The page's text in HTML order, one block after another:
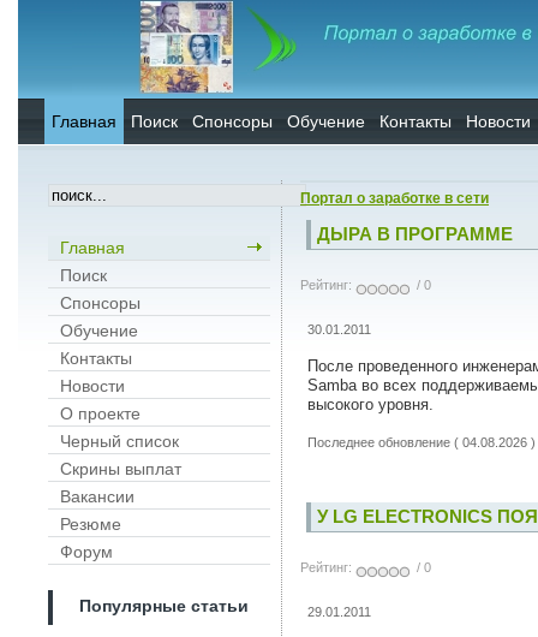
Главная Поиск Спонсоры Обучение Контакты Новости
Главная
Поиск
Спонсоры
Обучение
Контакты
Новости
О проекте
Черный список
Скрины выплат
Вакансии
Резюме
Форум
Популярные статьи
Портал о заработке в сети
ДЫРА В ПРОГРАММЕ
Рейтинг: / 0
30.01.2011
После проведенного
Samba во всех
высокого уровня.
Последнее обновление ( 04.08.2026 )
У LG ELECTRONICS
Рейтинг: / 0
29.01.2011